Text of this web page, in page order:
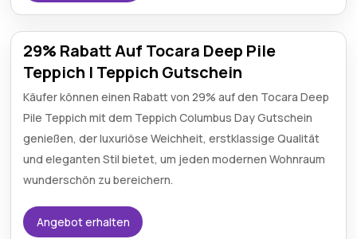
29% Rabatt Auf Tocara Deep Pile
Teppich | Teppich Gutschein
Käufer können einen Rabatt von 29% auf den Tocara Deep
Pile Teppich mit dem Teppich Columbus Day Gutschein
genießen, der luxuriöse Weichheit, erstklassige Qualität
und eleganten Stil bietet, um jeden modernen Wohnraum
wunderschön zu bereichern.
Angebot erhalten